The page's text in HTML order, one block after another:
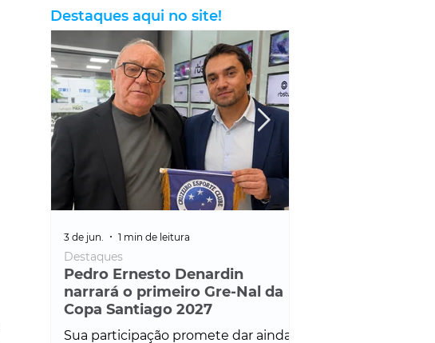
Destaques aqui no site!
Pedro Ernesto Denardin
narrará o primeiro Gre-Nal da
Copa Santiago 2027
Sua participação promete dar ainda
Destaques
3 de jun. 1 min de leitura